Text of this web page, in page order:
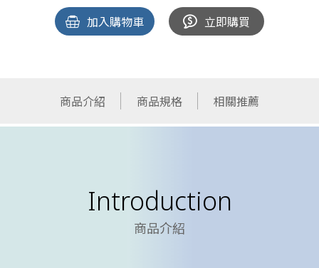
加入購物車 立即購買
商品介紹 商品規格 相關推薦
Introduction
商品介紹